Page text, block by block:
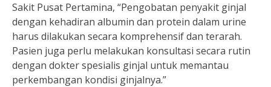
Sakit Pusat Pertamina, “Pengobatan penyakit ginjal
dengan kehadiran albumin dan protein dalam urine
harus dilakukan secara komprehensif dan terarah.
Pasien juga perlu melakukan konsultasi secara rutin
dengan dokter spesialis ginjal untuk memantau
perkembangan kondisi ginjalnya.”